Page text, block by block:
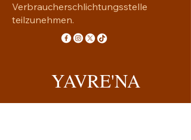
Verbraucherschlichtungsstelle
teilzunehmen.
YAVRE'NA
Handgemachtes mit Seele